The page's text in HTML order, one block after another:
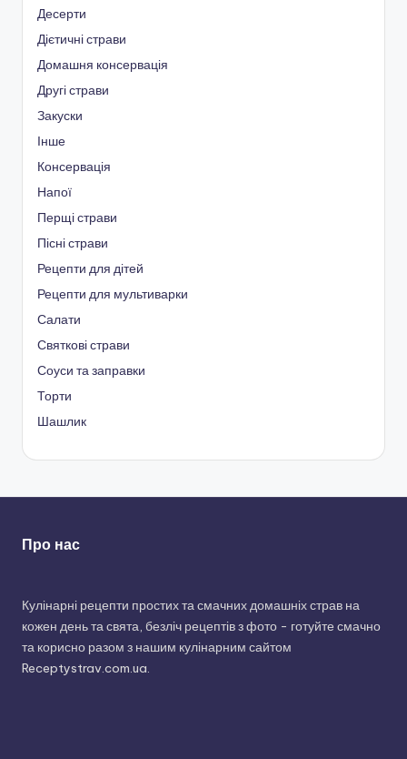
Десерти
Дієтичні страви
Домашня консервація
Другі страви
Закуски
Інше
Консервація
Напої
Перщі страви
Пісні страви
Рецепти для дітей
Рецепти для мультиварки
Салати
Святкові страви
Соуси та заправки
Торти
Шашлик
Про нас
Кулінарні рецепти простих та смачних домашніх страв на
кожен день та свята, безліч рецептів з фото - готуйте смачно
та корисно разом з нашим кулінарним сайтом
Receptystrav.com.ua.